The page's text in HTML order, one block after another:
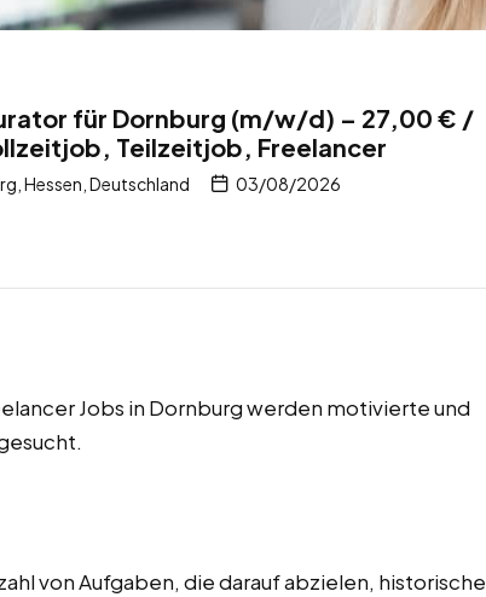
für Dornburg (m/w/d) – 27,00 € /
Teilzeitjob, Freelancer
Hessen, Deutschland 03/08/2026
Jobs in Dornburg werden motivierte und
von Aufgaben, die darauf abzielen, historische